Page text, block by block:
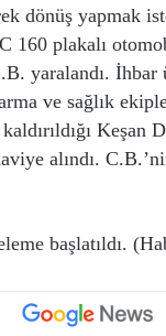
dönüş yapmak
160 plakalı
yaralandı. İhbar
ve sağlık
Keşan
alındı.
başlatıldı.